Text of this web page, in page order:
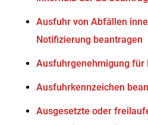
Ausfuhr von Abfällen
Notifizierung beantragen
Ausfuhrgenehmigung für
Ausfuhrkennzeichen
Ausgesetzte oder